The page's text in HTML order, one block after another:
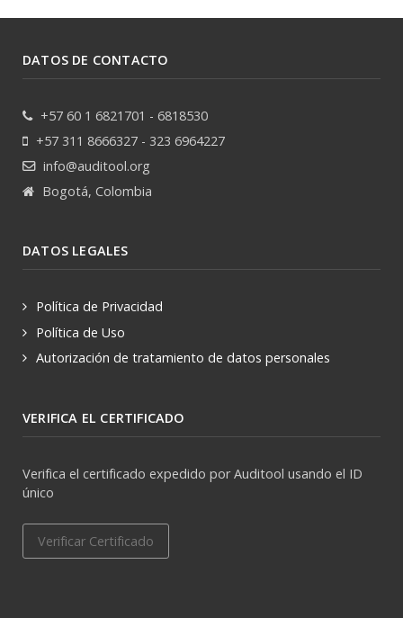
DATOS DE CONTACTO
+57 60 1 6821701 - 6818530
+57 311 8666327 - 323 6964227
info@auditool.org
Bogotá, Colombia
DATOS LEGALES
Política de Privacidad
Política de Uso
Autorización de tratamiento de datos personales
VERIFICA EL CERTIFICADO
Verifica el certificado expedido por Auditool usando el ID
único
Verificar Certificado